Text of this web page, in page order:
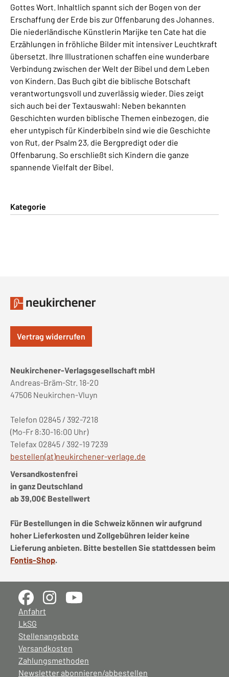
Gottes Wort. Inhaltlich spannt sich der Bogen von der
Erschaffung der Erde bis zur Offenbarung des Johannes.
Die niederländische Künstlerin Marijke ten Cate hat die
Erzählungen in fröhliche Bilder mit intensiver Leuchtkraft
übersetzt. Ihre Illustrationen schaffen eine wunderbare
Verbindung zwischen der Welt der Bibel und dem Leben
von Kindern. Das Buch gibt die biblische Botschaft
verantwortungsvoll und zuverlässig wieder. Dies zeigt
sich auch bei der Textauswahl: Neben bekannten
Geschichten wurden biblische Themen einbezogen, die
eher untypisch für Kinderbibeln sind wie die Geschichte
von Rut, der Psalm 23, die Bergpredigt oder die
Offenbarung. So erschließt sich Kindern die ganze
spannende Vielfalt der Bibel.
Kategorie
Vertrag widerrufen
Neukirchener-Verlagsgesellschaft mbH
Andreas-Bräm-Str. 18-20
47506 Neukirchen-Vluyn
Telefon 02845 / 392-7218
(Mo-Fr 8:30-16:00 Uhr)
Telefax 02845 / 392-19 7239
bestellen(at)neukirchener-verlage.de
Versandkostenfrei
in ganz Deutschland
ab 39,00€ Bestellwert
Für Bestellungen in die Schweiz können wir aufgrund
hoher Lieferkosten und Zollgebühren leider keine
Lieferung anbieten. Bitte bestellen Sie stattdessen beim
Fontis-Shop.
Anfahrt
LkSG
Stellenangebote
Versandkosten
Zahlungsmethoden
Newsletter abonnieren/abbestellen